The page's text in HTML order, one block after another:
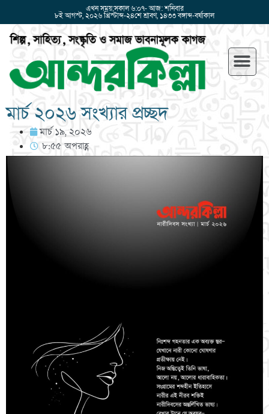
এখন সময়:সকাল ৬:০৭- আজ: শনিবার
৮ই আগস্ট, ২০২৬ খ্রিস্টাব্দ-২৪শে শ্রাবণ, ১৪৩৩ বঙ্গাব্দ-বর্ষাকাল
মার্চ ২০২৬ সংখ্যার প্রচ্ছদ
মার্চ ১৯, ২০২৬
৮:৫৫ অপরাহ্ণ